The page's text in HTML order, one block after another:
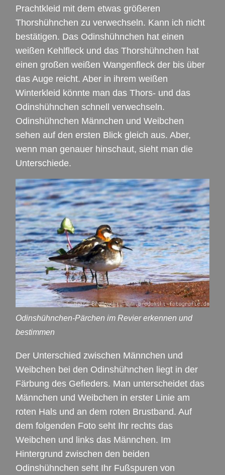
Prachtkleid mit dem etwas größeren
Thorshühnchen zu verwechseln. Kann ich nicht
bestätigen. Das Odinshühnchen hat einen
weißen Kehlfleck und das Thorshühnchen hat
einen großen weißen Wangenfleck der bis über
das Auge reicht. Aber in ihrem weißen
Winterkleid könnte man das Thors- und das
Odinshühnchen schnell verwechseln.
Odinshühnchen Männchen und Weibchen
sehen auf den ersten Blick gleich aus. Aber,
wenn man genauer hinschaut, sieht man die
Unterschiede.
Odinshühnchen-Pärchen im Revier erkennen und
bestimmen
Der Unterschied zwischen Männchen und
Weibchen bei den Odinshühnchen liegt in der
Färbung des Gefieders. Man unterscheidet das
Männchen und Weibchen in erster Linie am
roten Hals und an dem roten Brustband. Auf
dem folgenden Foto seht Ihr rechts das
Weibchen und links das Männchen. Im
Hintergrund zwischen den beiden
Odinshühnchen seht Ihr Fußspuren von